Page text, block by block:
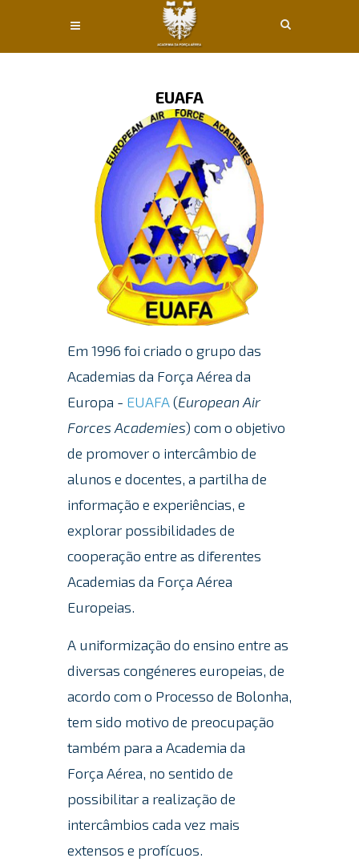
EUAFA
Em 1996 foi criado o grupo das
Academias da Força Aérea da
Europa - EUAFA(European Air
Forces Academies) com o objetivo
de promover o intercâmbio de
alunos e docentes, a partilha de
informação e experiências, e
explorar possibilidades de
cooperação entre as diferentes
Academias da Força Aérea
Europeias.
A uniformização do ensino entre as
diversas congéneres europeias, de
acordo com o Processo de Bolonha,
tem sido motivo de preocupação
também para a Academia da
Força Aérea, no sentido de
possibilitar a realização de
intercâmbios cada vez mais
extensos e profícuos.